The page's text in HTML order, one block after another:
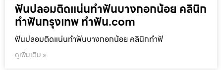
ฟันปลอมติดแน่นทำฟันบางกอกน้อย คลินิก
ทำฟันกรุงเทพ ทำฟัน.com
ฟันปลอมติดแน่นทำฟันบางกอกน้อย คลินิกทำฟั
ดูเพิ่มเติม »